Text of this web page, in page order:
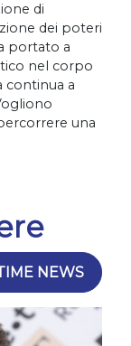
di
dei poteri
portato a
nel corpo
continua a
una
NEWS